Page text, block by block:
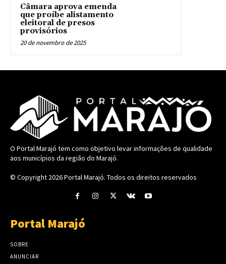
Câmara aprova emenda
que proíbe alistamento
eleitoral de presos
provisórios
20 de novembro de 2025
O Portal Marajó tem como objetivo levar informações de qualidade
aos municípios da região do Marajó.
© Copyright 2026Portal Marajó. Todos os direitos reservados
Portal Marajó
SOBRE
ANUNCIAR